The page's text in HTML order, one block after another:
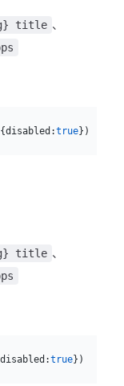
title 、
true})
title 、
true})